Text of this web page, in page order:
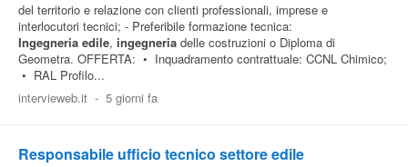
del territorio e relazione con clienti professionali, imprese e
interlocutori tecnici; - Preferibile formazione tecnica:
Ingegneria edile, ingegneria delle costruzioni o Diploma di
Geometra. OFFERTA: • Inquadramento contrattuale: CCNL Chimico;
• RAL Profilo...
intervieweb.it - 5 giorni fa
Responsabile ufficio tecnico settore edile